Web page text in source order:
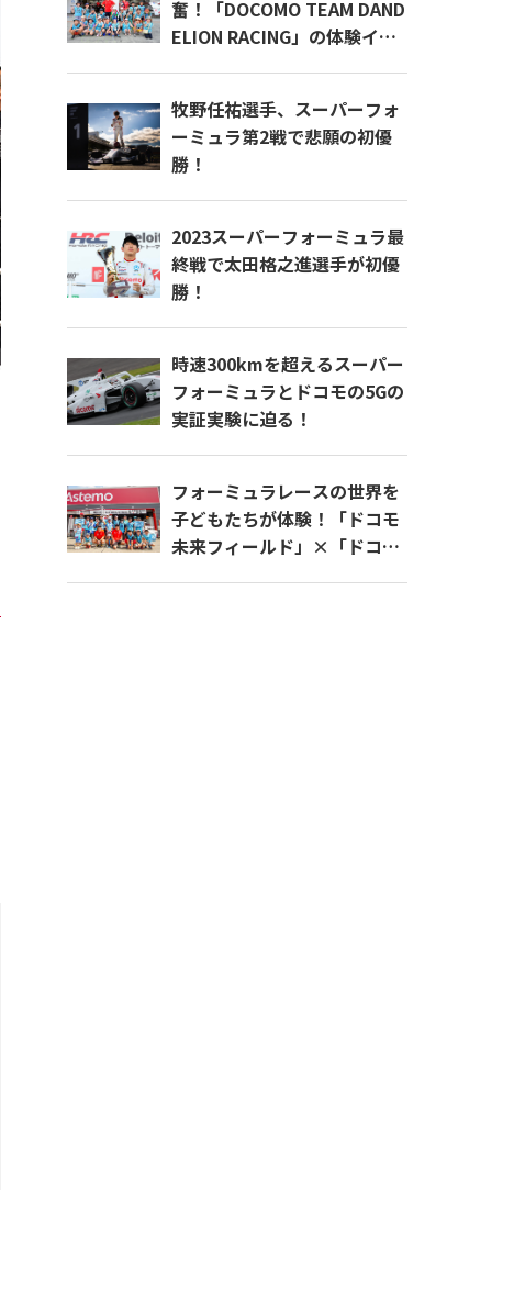
奮！「DOCOMO TEAM DAND
ELION RACING」の体験イベ
牧野任祐選手、スーパーフォ
ーミュラ第2戦で悲願の初優
勝！
2023スーパーフォーミュラ最
終戦で太田格之進選手が初優
勝！
時速300kmを超えるスーパー
フォーミュラとドコモの5Gの
実証実験に迫る！
フォーミュラレースの世界を
子どもたちが体験！「ドコモ
未来フィールド」×「ドコモ